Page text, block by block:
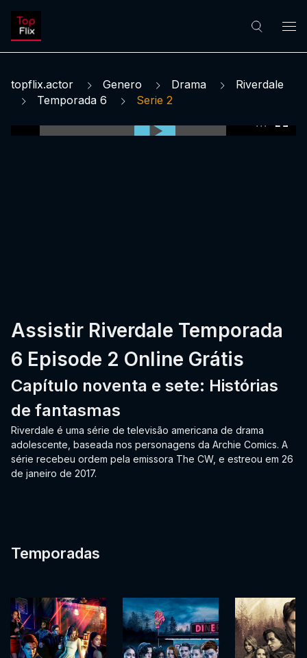
topflix.actor Genero Drama
Riverdale
Temporada 6
Serie 2
Assistir Riverdale Temporada
6 Episode 2 Online Grátis
Capítulo noventa e sete: Histórias
de fantasmas
Riverdale é uma série de televisão americana de drama
adolescente, baseada nos personagens da Archie Comics. A
série recebeu ordem pela emissora The CW, e estreou em 26
de janeiro de 2017.
Temporadas